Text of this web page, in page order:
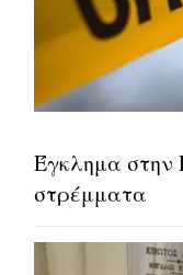
Έγκλημα στην
στρέμματα